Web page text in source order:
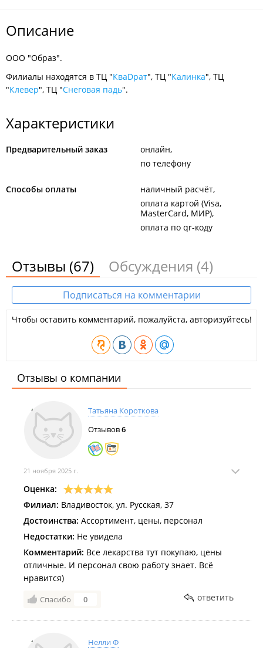
Описание
ООО "Образ".
Филиалы находятся в ТЦ "КваDрат", ТЦ "Калинка", ТЦ
"Клевер", ТЦ "Снеговая падь".
Характеристики
Предварительный заказ
онлайн
по телефону
Способы оплаты
наличный расчёт
оплата картой (Visa,
MasterCard, МИР)
оплата по qr-коду
Отзывы (67) Обсуждения (4)
Подписаться на комментарии
Чтобы оставить комментарий, пожалуйста, авторизуйтесь!
Отзывы о компании
Татьяна Короткова
Отзывов6
21 ноября 2025 г.
Оценка:
Филиал: Владивосток, ул. Русская, 37
Достоинства: Ассортимент, цены, персонал
Недостатки: Не увидела
Комментарий: Все лекарства тут покупаю, цены
отличные. И персонал свою работу знает. Всё
нравится)
Спасибо 0 ответить
Нелли Ф